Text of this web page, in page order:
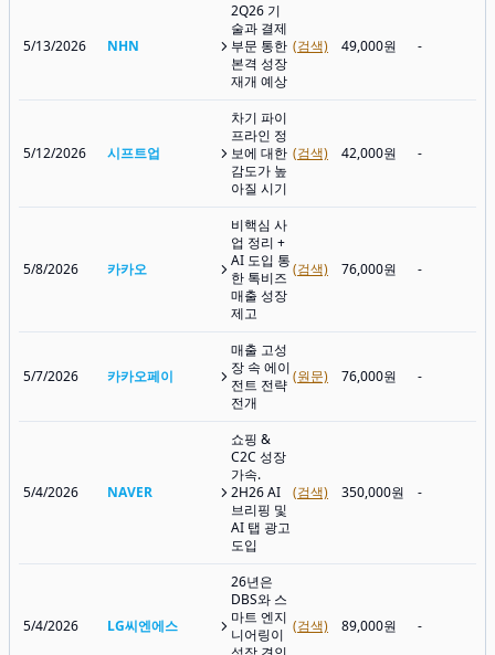
5/13/2026 NHN
2Q26 기
술과 결제
부문 통한
본격 성장
재개 예상
(검색) 49,000원 -
5/12/2026 시프트업
차기 파이
프라인 정
보에 대한
감도가 높
아질 시기
(검색) 42,000원 -
5/8/2026 카카오
비핵심 사
업 정리 +
AI 도입 통
한 톡비즈
매출 성장
제고
(검색) 76,000원 -
5/7/2026 카카오페이
매출 고성
장 속 에이
전트 전략
전개
(원문) 76,000원 -
5/4/2026 NAVER
쇼핑 &
C2C 성장
가속.
2H26 AI
브리핑 및
AI 탭 광고
도입
(검색) 350,000원 -
5/4/2026 LG씨엔에스
26년은
DBS와 스
마트 엔지
니어링이 (검색) 89,000원 -